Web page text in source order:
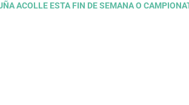
ACOLLE ESTA FIN DE SEMANA O